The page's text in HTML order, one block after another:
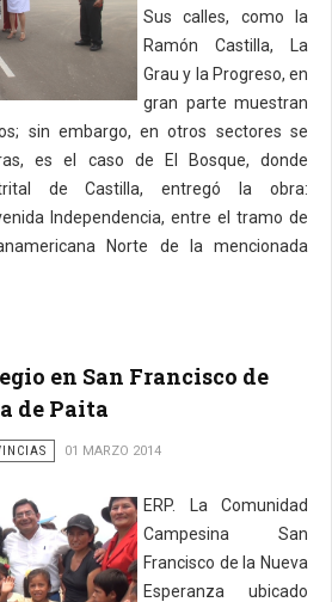
Sus calles, como la
Ramón Castilla, La
Grau y la Progreso, en
gran parte muestran
sin embargo, en otros sectores se
es el caso de El Bosque, donde
de Castilla, entregó la obra:
Independencia, entre el tramo de
Norte de la mencionada
en San Francisco de
de Paita
01 MARZO 2014
ERP. La Comunidad
Campesina San
Francisco de la Nueva
Esperanza ubicado